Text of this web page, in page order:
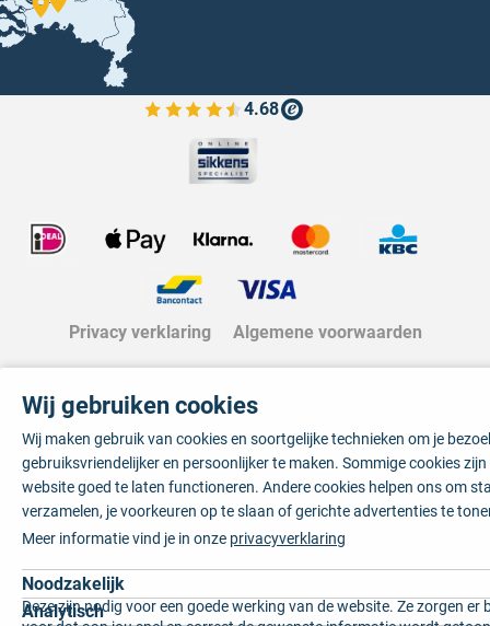
4.68
Bekijk de verfplaza beoordelingen
Privacy verklaring Algemene voorwaarden
Wij gebruiken cookies
Wij maken gebruik van cookies en soortgelijke technieken om je
gebruiksvriendelijker en persoonlijker te maken. Sommige cookies
website goed te laten functioneren. Andere cookies helpen ons om
verzamelen, je voorkeuren op te slaan of gerichte advertenties te
Meer informatie vind je in onze privacyverklaring
Noodzakelijk
Deze zijn nodig voor een goede werking van de website. Ze zorgen er
Analytisch